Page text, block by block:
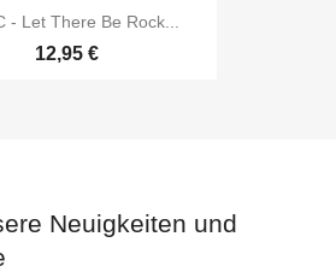
- Let There Be Rock...
12,95 €
Neuigkeiten und